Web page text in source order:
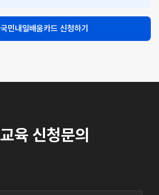
국민내일배움카드 신청하기
교육 신청문의